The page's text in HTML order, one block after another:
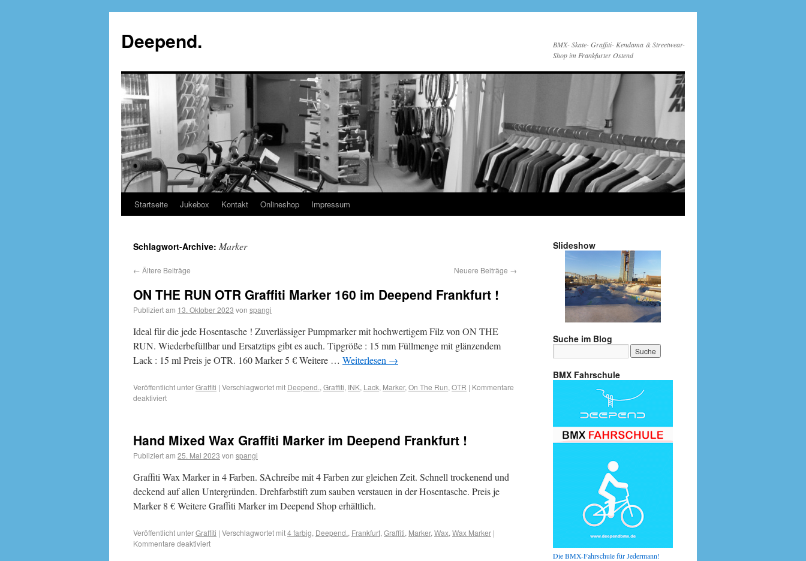
Deepend.
BMX- Skate- Graffiti- Kendama & Streetwear-
Shop im Frankfurter Ostend
Startseite Jukebox Kontakt Onlineshop Impressum
Schlagwort-Archive: Marker
← Ältere Beiträge Neuere Beiträge →
ON THE RUN OTR Graffiti Marker 160 im Deepend Frankfurt !
Publiziert am 13. Oktober 2023 von spangi
Ideal für die jede Hosentasche ! Zuverlässiger Pumpmarker mit hochwertigem Filz von ON THE
RUN. Wiederbefüllbar und Ersatztips gibt es auch. Tipgröße : 15 mm Füllmenge mit glänzendem
Lack : 15 ml Preis je OTR. 160 Marker 5 € Weitere … Weiterlesen →
Veröffentlicht unterGraffiti | Verschlagwortet mit Deepend., Graffiti, INK, Lack, Marker, On The Run, OTR | Kommentare
deaktiviert
Hand Mixed Wax Graffiti Marker im Deepend Frankfurt !
Publiziert am 25. Mai 2023 von spangi
Graffiti Wax Marker in 4 Farben. SAchreibe mit 4 Farben zur gleichen Zeit. Schnell trockenend und
deckend auf allen Untergründen. Drehfarbstift zum sauben verstauen in der Hosentasche. Preis je
Marker 8 € Weitere Graffiti Marker im Deepend Shop erhältlich.
Veröffentlicht unterGraffiti | Verschlagwortet mit4 farbig, Deepend., Frankfurt, Graffiti, Marker, Wax, Wax Marker |
Kommentare deaktiviert
Slideshow
Suche im Blog
BMX Fahrschule
Die BMX-Fahrschule für Jedermann!